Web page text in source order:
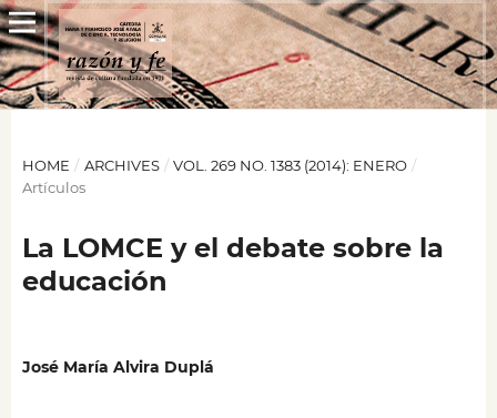
HOME / ARCHIVES / VOL. 269 NO. 1383 (2014): ENERO /
Artículos
La LOMCE y el debate sobre la
educación
José María Alvira Duplá